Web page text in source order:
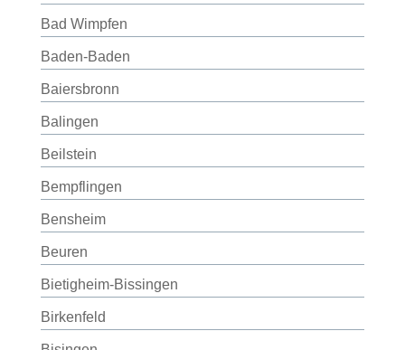
Bad Wimpfen
Baden-Baden
Baiersbronn
Balingen
Beilstein
Bempflingen
Bensheim
Beuren
Bietigheim-Bissingen
Birkenfeld